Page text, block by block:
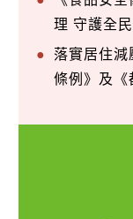
理 守護全
落實居住
條例》及《